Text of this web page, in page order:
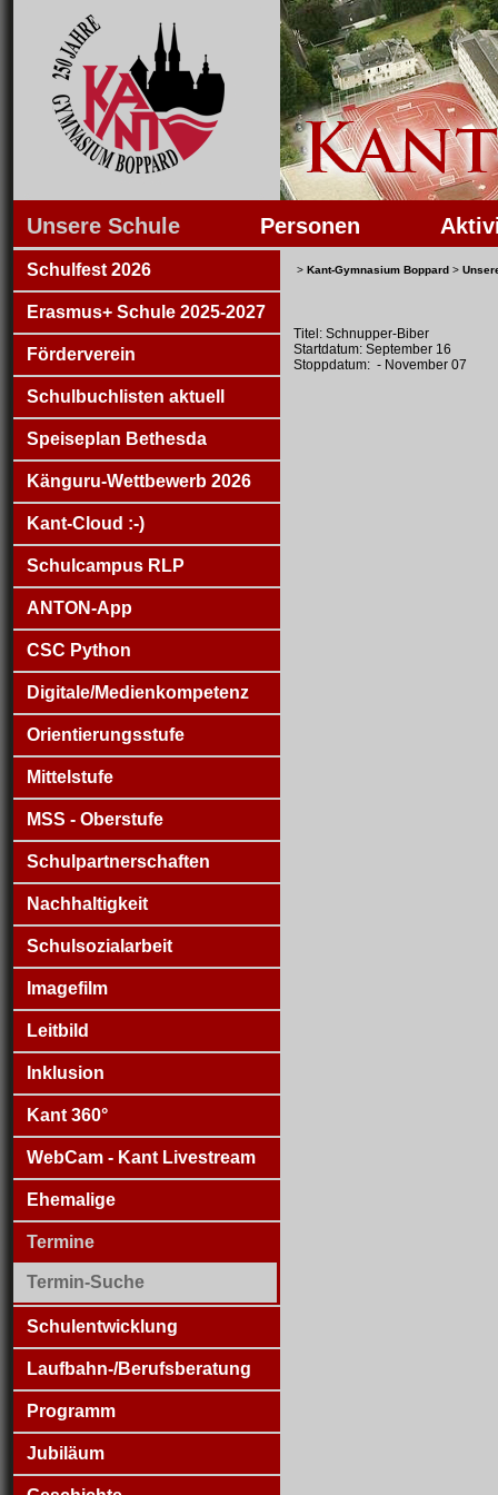
Unsere Schule Personen
Schulfest 2026
Erasmus+ Schule 2025-2027
Förderverein
Schulbuchlisten aktuell
Speiseplan Bethesda
Känguru-Wettbewerb 2026
Kant-Cloud :-)
Schulcampus RLP
ANTON-App
CSC Python
Digitale/Medienkompetenz
Orientierungsstufe
Mittelstufe
MSS - Oberstufe
Schulpartnerschaften
Nachhaltigkeit
Schulsozialarbeit
Imagefilm
Leitbild
Inklusion
Kant 360°
WebCam - Kant Livestream
Ehemalige
Termine
Termin-Suche
Schulentwicklung
Laufbahn-/Berufsberatung
Programm
Jubiläum
> Kant-Gymnasium Boppard >
Titel: Schnupper-Biber
Startdatum: September 16
Stoppdatum: - November 07